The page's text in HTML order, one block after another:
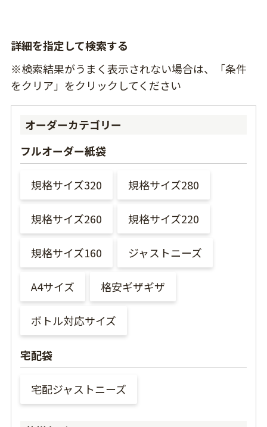
詳細を指定して検索する
※検索結果がうまく表示されない場合は、「条件
をクリア」をクリックしてください
オーダーカテゴリー
フルオーダー紙袋
規格サイズ320 規格サイズ280
規格サイズ260 規格サイズ220
規格サイズ160 ジャストニーズ
A4サイズ 格安ギザギザ
ボトル対応サイズ
宅配袋
宅配ジャストニーズ